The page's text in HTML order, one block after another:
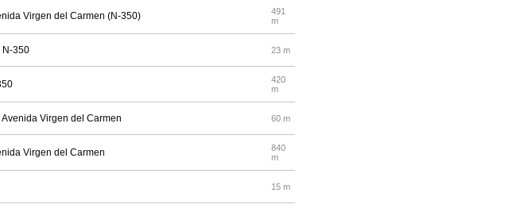
Virgen del Carmen (N-350)
491
m
N-350 23 m
420
m
Virgen del Carmen 60 m
Virgen del Carmen
840
m
15 m